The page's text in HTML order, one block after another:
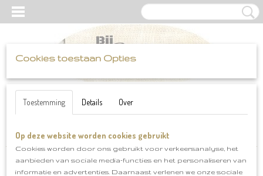
Inloggen Registreren UW WINKELWAGEN
Home >Katia>Merino Aran>Merino Aran klnr 87
Cookies toestaan Opties
Toestemming Details Over
Op deze website worden cookies gebruikt
Cookies worden door ons gebruikt voor verkeersanalyse, het
aanbieden van sociale media-functies en het personaliseren van
informatie en advertenties. Daarnaast verlenen we onze sociale